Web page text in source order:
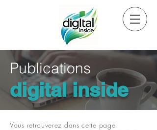
Publications
digital inside
Vous retrouverez dans cette page